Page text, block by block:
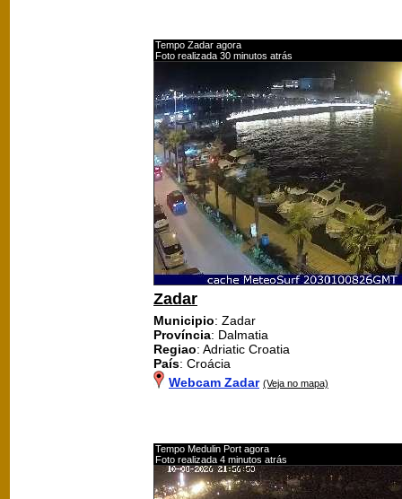
Tempo Zadar agora
Foto realizada 30 minutos atrás
Zadar
Municipio: Zadar
Província: Dalmatia
Regiao: Adriatic Croatia
País: Croácia
Webcam Zadar (Veja no mapa)
Tempo Medulin Port agora
Foto realizada 4 minutos atrás